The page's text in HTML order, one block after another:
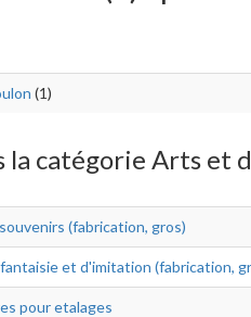
(1)
catégorie Arts et
(fabrication, gros)
et d'imitation (fabrication,
pour etalages